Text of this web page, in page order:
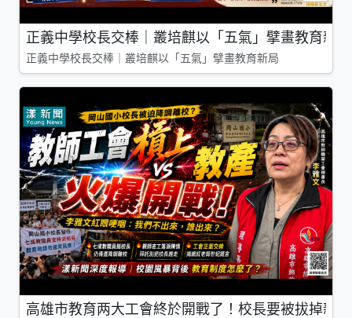
正義中學校長交棒｜叢培麒以「五氣」擘畫教育新局
正義中學校長交棒｜叢培麒以「五氣」擘畫教育新局
高雄市教育两大工會終於開戰了！校長要被拔掉親